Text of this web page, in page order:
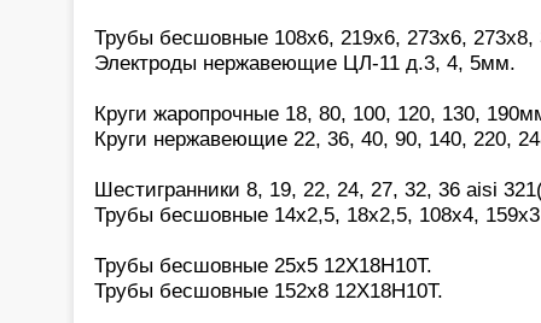
Трубы бесшовные 108х6, 219х6, 273х6, 273х8,
Электроды нержавеющие ЦЛ-11 д.3, 4, 5мм.
Круги жаропрочные 18, 80, 100, 120, 130,
Круги нержавеющие 22, 36, 40, 90, 140, 220,
Шестигранники 8, 19, 22, 24, 27, 32, 36 aisi
Трубы бесшовные 14х2,5, 18х2,5, 108х4,
Трубы бесшовные 25х5 12Х18Н10Т.
Трубы бесшовные 152х8 12Х18Н10Т.